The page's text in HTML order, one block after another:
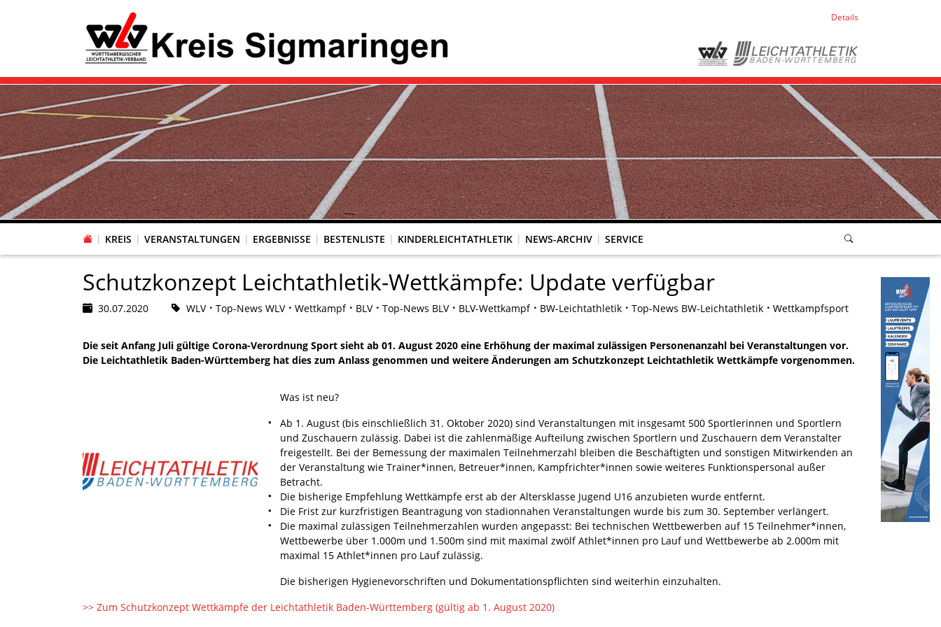
Details
KREIS VERANSTALTUNGEN ERGEBNISSE BESTENLISTE KINDERLEICHTATHLETIK NEWS-ARCHIV SERVICE
Schutzkonzept Leichtathletik-Wettkämpfe: Update verfügbar
30.07.2020 WLV Top-News WLV Wettkampf BLV Top-News BLV BLV-Wettkampf BW-Leichtathletik Top-News BW-Leichtathletik Wettkampfsport
Die seit Anfang Juli gültige Corona-Verordnung Sport sieht ab 01. August 2020 eine Erhöhung der maximal zulässigen Personenanzahl bei Veranstaltungen vor.
Die Leichtathletik Baden-Württemberg hat dies zum Anlass genommen und weitere Änderungen am Schutzkonzept Leichtathletik Wettkämpfe vorgenommen.
Was ist neu?
Ab 1. August (bis einschließlich 31. Oktober 2020) sind Veranstaltungen mit insgesamt 500 Sportlerinnen und Sportlern
und Zuschauern zulässig. Dabei ist die zahlenmäßige Aufteilung zwischen Sportlern und Zuschauern dem Veranstalter
freigestellt. Bei der Bemessung der maximalen Teilnehmerzahl bleiben die Beschäftigten und sonstigen Mitwirkenden an
der Veranstaltung wie Trainer*innen, Betreuer*innen, Kampfrichter*innen sowie weiteres Funktionspersonal außer
Betracht.
Die bisherige Empfehlung Wettkämpfe erst ab der Altersklasse Jugend U16 anzubieten wurde entfernt.
Die Frist zur kurzfristigen Beantragung von stadionnahen Veranstaltungen wurde bis zum 30. September verlängert.
Die maximal zulässigen Teilnehmerzahlen wurden angepasst: Bei technischen Wettbewerben auf 15 Teilnehmer*innen,
Wettbewerbe über 1.000m und 1.500m sind mit maximal zwölf Athlet*innen pro Lauf und Wettbewerbe ab 2.000m mit
maximal 15 Athlet*innen pro Lauf zulässig.
Die bisherigen Hygienevorschriften und Dokumentationspflichten sind weiterhin einzuhalten.
>> Zum Schutzkonzept Wettkämpfe der Leichtathletik Baden-Württemberg (gültig ab 1. August 2020)